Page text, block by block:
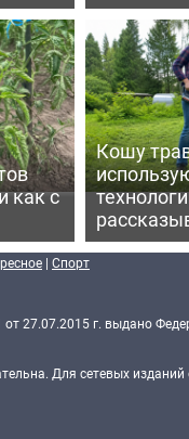
как с
Кошу
| Спорт
27.07.2015 г. выдано
Для сетевых изданий